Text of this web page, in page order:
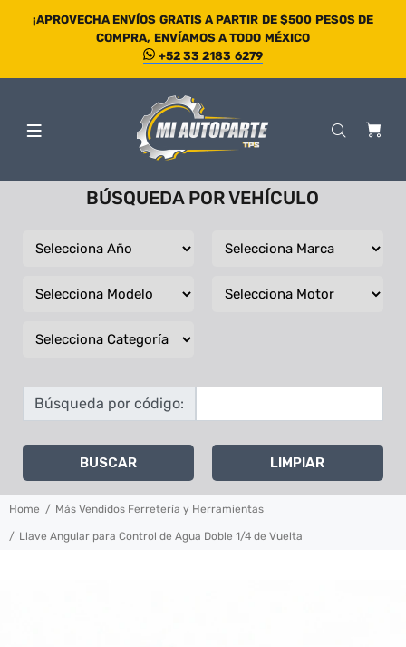
¡APROVECHA ENVÍOS GRATIS A PARTIR DE $500 PESOS DE
COMPRA, ENVÍAMOS A TODO MÉXICO
+52 33 2183 6279
BÚSQUEDA POR VEHÍCULO
Búsqueda por código:
BUSCAR LIMPIAR
Home Más Vendidos Ferretería y Herramientas
Llave Angular para Control de Agua Doble 1/4 de Vuelta